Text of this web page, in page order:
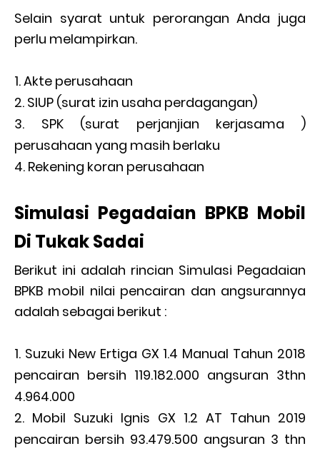
Selain syarat untuk perorangan Anda juga
perlu melampirkan.
Akte perusahaan
SIUP (surat izin usaha perdagangan)
SPK (surat perjanjian kerjasama )
perusahaan yang masih berlaku
Rekening koran perusahaan
Simulasi Pegadaian BPKB Mobil
Di Tukak Sadai
Berikut ini adalah rincian Simulasi Pegadaian
BPKB mobil nilai pencairan dan angsurannya
adalah sebagai berikut :
Suzuki New Ertiga GX 1.4 Manual Tahun 2018
pencairan bersih 119.182.000 angsuran 3thn
4.964.000
Mobil Suzuki Ignis GX 1.2 AT Tahun 2019
pencairan bersih 93.479.500 angsuran 3 thn